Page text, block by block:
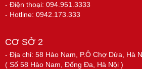
- Điện thoại: 094.951.3333
- Hotline: 0942.173.333
CƠ SỞ 2
- Địa chỉ: 58 Hào Nam, P.Ô Chợ Dừa, Hà
( Số 58 Hào Nam, Đống Đa, Hà Nội )